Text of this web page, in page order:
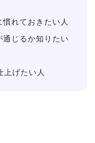
れておきたい人
じるか知りたい
上げたい人